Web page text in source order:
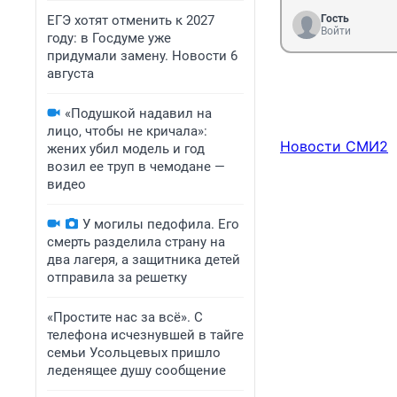
ЕГЭ хотят отменить к 2027
году: в Госдуме уже
придумали замену. Новости 6
августа
«Подушкой надавил на
лицо, чтобы не кричала»:
жених убил модель и год
возил ее труп в чемодане —
видео
У могилы педофила. Его
смерть разделила страну на
два лагеря, а защитника детей
отправила за решетку
«Простите нас за всё». С
телефона исчезнувшей в тайге
семьи Усольцевых пришло
леденящее душу сообщение
Гость
Войти
Новости СМИ2